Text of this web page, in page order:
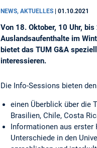
NEWS, AKTUELLES | 01.10.2021
Von 18. Oktober, 10 Uhr,
Auslandsaufenthalte im
bietet das TUM G&A
interessieren.
Die Info-Sessions bieten
einen Überblick über die
Brasilien, Chile, Costa
Informationen aus erster
Unterschiede in den